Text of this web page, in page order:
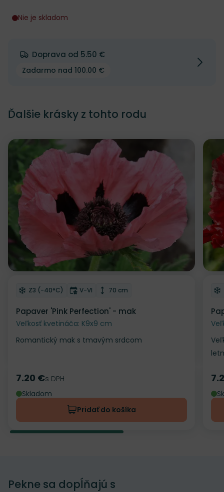
Nie je skladom
Doprava od 5.50 €
Zadarmo nad 100.00 €
Ďalšie krásky z tohto rodu
Odober do zoznamu želaní
Mrazuvzdornosť
Z3 (-40°C) Doba kvitnutia
V-VI Výška rastliny
70 cm
Papaver 'Pink Perfection' - mak
Veľkosť kvetináča: K9x9 cm
Romantický mak s tmavým srdcom
Cena
7.20 €s DPH
Skladom
Pridať do košíka
Pekne sa dopĺňajú s